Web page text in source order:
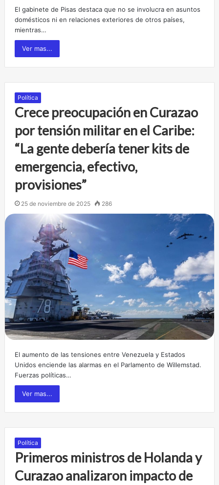
El gabinete de Pisas destaca que no se involucra en asuntos
domésticos ni en relaciones exteriores de otros países,
mientras…
Ver mas...
Política
Crece preocupación en Curazao
por tensión militar en el Caribe:
“La gente debería tener kits de
emergencia, efectivo,
provisiones”
25 de noviembre de 2025 286
El aumento de las tensiones entre Venezuela y Estados
Unidos enciende las alarmas en el Parlamento de Willemstad.
Fuerzas políticas…
Ver mas...
Política
Primeros ministros de Holanda y
Curazao analizaron impacto de